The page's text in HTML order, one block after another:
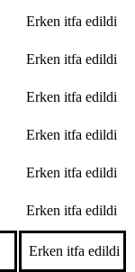
Erken itfa edildi
Erken itfa edildi
Erken itfa edildi
Erken itfa edildi
Erken itfa edildi
Erken itfa edildi
Erken itfa edildi